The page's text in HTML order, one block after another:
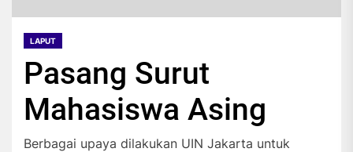
LAPUT
Pasang Surut
Mahasiswa Asing
Berbagai upaya dilakukan UIN Jakarta untuk